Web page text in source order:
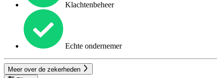
Klachtenbeheer
Echte ondernemer
Meer over de zekerheden